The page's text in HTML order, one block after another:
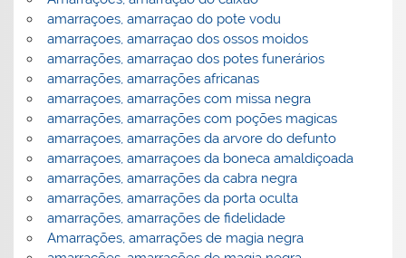
amarraçoes, amarraçao do pote vodu
amarraçoes, amarraçao dos ossos moidos
amarrações, amarraçao dos potes funerários
amarrações, amarrações africanas
amarraçoes, amarrações com missa negra
amarrações, amarrações com poções magicas
amarraçoes, amarrações da arvore do defunto
amarraçoes, amarraçoes da boneca amaldiçoada
amarrações, amarrações da cabra negra
amarrações, amarrações da porta oculta
amarrações, amarrações de fidelidade
Amarrações, amarrações de magia negra